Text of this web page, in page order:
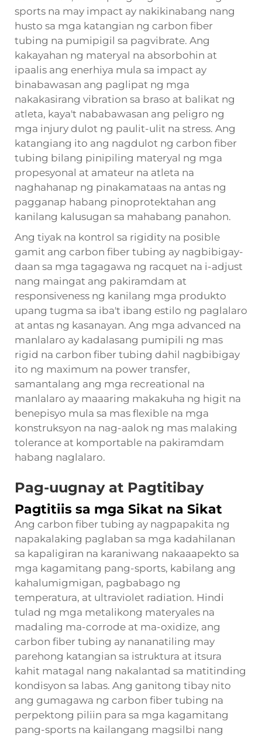
sports na may impact ay nakikinabang nang
husto sa mga katangian ng carbon fiber
tubing na pumipigil sa pagvibrate. Ang
kakayahan ng materyal na absorbohin at
ipaalis ang enerhiya mula sa impact ay
binabawasan ang paglipat ng mga
nakakasirang vibration sa braso at balikat ng
atleta, kaya't nababawasan ang peligro ng
mga injury dulot ng paulit-ulit na stress. Ang
katangiang ito ang nagdulot ng carbon fiber
tubing bilang pinipiling materyal ng mga
propesyonal at amateur na atleta na
naghahanap ng pinakamataas na antas ng
pagganap habang pinoprotektahan ang
kanilang kalusugan sa mahabang panahon.
Ang tiyak na kontrol sa rigidity na posible
gamit ang carbon fiber tubing ay nagbibigay-
daan sa mga tagagawa ng racquet na i-adjust
nang maingat ang pakiramdam at
responsiveness ng kanilang mga produkto
upang tugma sa iba't ibang estilo ng paglalaro
at antas ng kasanayan. Ang mga advanced na
manlalaro ay kadalasang pumipili ng mas
rigid na carbon fiber tubing dahil nagbibigay
ito ng maximum na power transfer,
samantalang ang mga recreational na
manlalaro ay maaaring makakuha ng higit na
benepisyo mula sa mas flexible na mga
konstruksyon na nag-aalok ng mas malaking
tolerance at komportable na pakiramdam
habang naglalaro.
Pag-uugnay at Pagtitibay
Pagtitiis sa mga Sikat na Sikat
Ang carbon fiber tubing ay nagpapakita ng
napakalaking paglaban sa mga kadahilanan
sa kapaligiran na karaniwang nakaaapekto sa
mga kagamitang pang-sports, kabilang ang
kahalumigmigan, pagbabago ng
temperatura, at ultraviolet radiation. Hindi
tulad ng mga metalikong materyales na
madaling ma-corrode at ma-oxidize, ang
carbon fiber tubing ay nananatiling may
parehong katangian sa istruktura at itsura
kahit matagal nang nakalantad sa matitinding
kondisyon sa labas. Ang ganitong tibay nito
ang gumagawa ng carbon fiber tubing na
perpektong piliin para sa mga kagamitang
pang-sports na kailangang magsilbi nang